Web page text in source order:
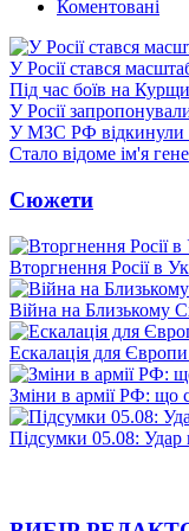
Коментовані
У Росії стався
Під час боїв на
У Росії
У МЗС РФ відкинули
Стало відоме ім'я
Сюжети
Вторгнення Росії в
Війна на Близькому
Ескалація для
Зміни в армії РФ: що
Підсумки 05.08: Удар